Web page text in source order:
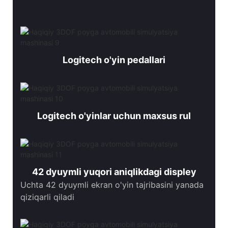
Logitech o'yin pedallari
Logitech o'yinlar uchun maxsus rul
42 dyuymli yuqori aniqlikdagi displey
Uchta 42 dyuymli ekran o'yin tajribasini yanada
qiziqarli qiladi